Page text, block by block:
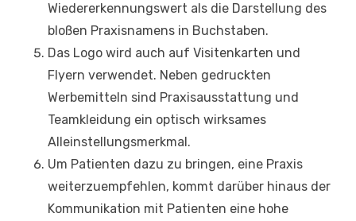
Wiedererkennungswert als die Darstellung des
bloßen Praxisnamens in Buchstaben.
Das Logo wird auch auf Visitenkarten und
Flyern verwendet. Neben gedruckten
Werbemitteln sind Praxisausstattung und
Teamkleidung ein optisch wirksames
Alleinstellungsmerkmal.
Um Patienten dazu zu bringen, eine Praxis
weiterzuempfehlen, kommt darüber hinaus der
Kommunikation mit Patienten eine hohe